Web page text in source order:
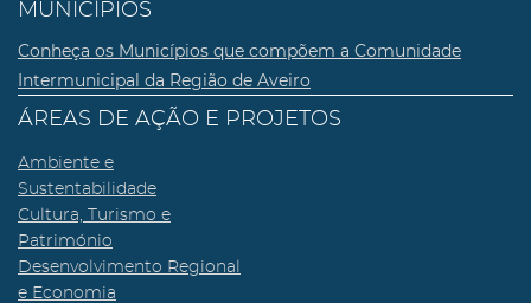
MUNICÍPIOS
Conheça os Municípios que compõem a Comunidade
Intermunicipal da Região de Aveiro
ÁREAS DE AÇÃO E PROJETOS
Ambiente e
Sustentabilidade
Cultura, Turismo e
Património
Desenvolvimento Regional
e Economia